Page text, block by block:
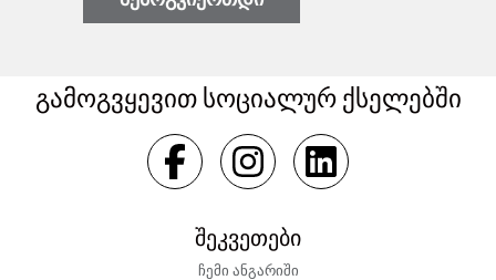
გამოგვყევით სოციალურ ქსელებში
შეკვეთები
ჩემი ანგარიში